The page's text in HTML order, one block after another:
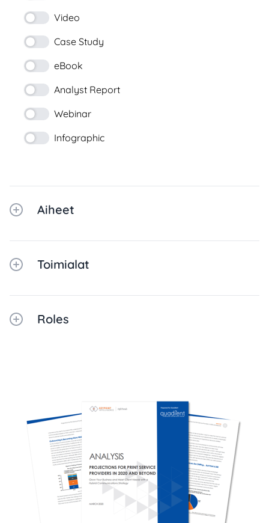
Video
Case Study
eBook
Analyst Report
Webinar
Infographic
Aiheet
Toimialat
Roles